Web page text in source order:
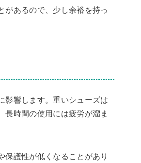
があるので、少し余裕を持っ
影響します。重いシューズは
長時間の使用には疲労が溜ま
保護性が低くなることがあり